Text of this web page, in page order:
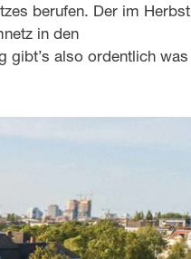
berufen. Der im Herbst
in den
gibt’s also ordentlich was